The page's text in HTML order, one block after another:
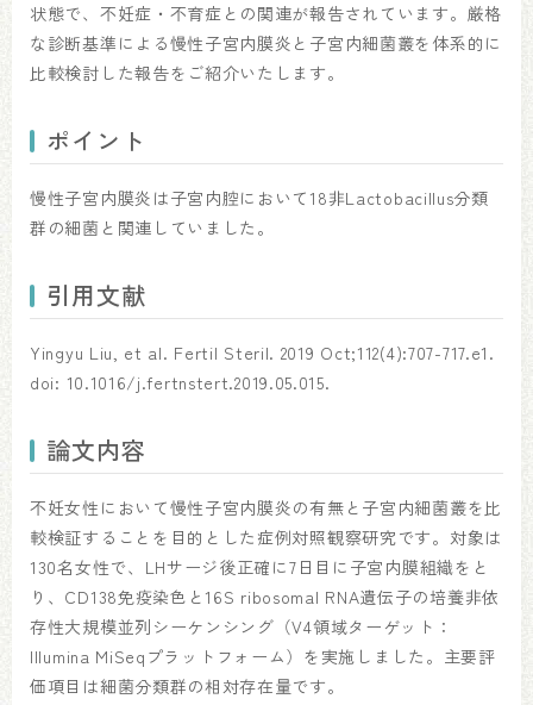
状態で、不妊症・不育症との関連が報告されています。厳格
な診断基準による慢性子宮内膜炎と子宮内細菌叢を体系的に
比較検討した報告をご紹介いたします。
ポイント
慢性子宮内膜炎は子宮内腔において18非Lactobacillus分類
群の細菌と関連していました。
引用文献
Yingyu Liu, et al. Fertil Steril. 2019 Oct;112(4):707-717.e1.
doi: 10.1016/j.fertnstert.2019.05.015.
論文内容
不妊女性において慢性子宮内膜炎の有無と子宮内細菌叢を比
較検証することを目的とした症例対照観察研究です。対象は
130名女性で、LHサージ後正確に7日目に子宮内膜組織をと
り、CD138免疫染色と16S ribosomal RNA遺伝子の培養非依
存性大規模並列シーケンシング（V4領域ターゲット：
Illumina MiSeqプラットフォーム）を実施しました。主要評
価項目は細菌分類群の相対存在量です。